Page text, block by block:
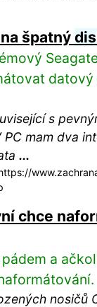
špatný
datový
s
mam dva
...
chce
a
nosičů